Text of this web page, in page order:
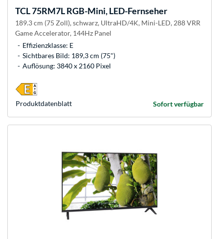
TCL75RM7L RGB-Mini, LED-Fernseher
189.3 cm (75 Zoll), schwarz, UltraHD/4K, Mini-LED, 288 VRR
Game Accelerator, 144Hz Panel
Effizienzklasse: E
Sichtbares Bild: 189,3 cm (75")
Auflösung: 3840 x 2160 Pixel
Sofort verfügbar
Produkt­datenblatt